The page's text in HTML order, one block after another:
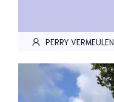
PERRY VERMEULEN